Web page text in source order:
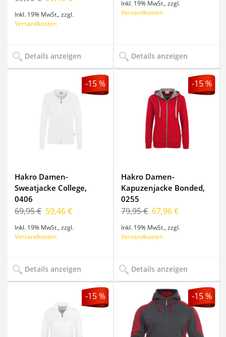
Inkl. 19% MwSt. ,zzgl.
Versandkosten
Details anzeigen
Inkl. 19% MwSt. ,zzgl.
Versandkosten
Details anzeigen
-15 %
Hakro Damen-
Sweatjacke College,
0406
69,95 € 59,46 €
Inkl. 19% MwSt. ,zzgl.
Versandkosten
Details anzeigen
-15 %
Hakro Damen-
Kapuzenjacke Bonded,
0255
79,95 € 67,96 €
Inkl. 19% MwSt. ,zzgl.
Versandkosten
Details anzeigen
-15 % -15 %